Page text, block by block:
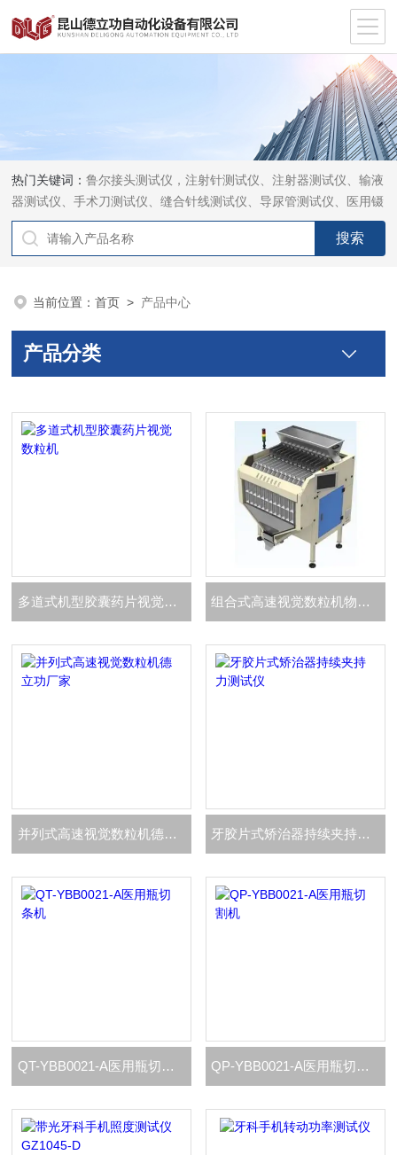
热门关键词：鲁尔接头测试仪，注射针测试仪、注射器测试仪、输液
器测试仪、手术刀测试仪、缝合针线测试仪、导尿管测试仪、医用镊
钳测试仪、导引管导丝测试仪、针灸针测试仪、留置针测试仪
当前位置：首页 > 产品中心
产品分类
多道式机型胶囊药片视觉数粒机 组合式高速视觉数粒机物料参数自动识别
并列式高速视觉数粒机德立功厂家 牙胶片式矫治器持续夹持力测试仪
QT-YBB0021-A医用瓶切条机 QP-YBB0021-A医用瓶切割机